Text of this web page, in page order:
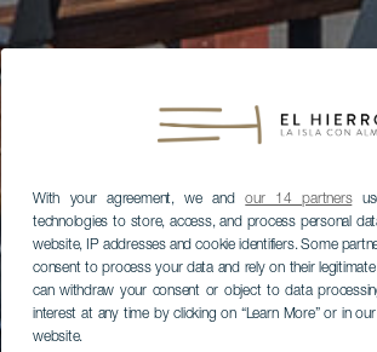
With your agreement, we andour 14 partners
technologies to store, access, and process personal
website, IP addresses and cookie identifiers. Some
consent to process your data and rely on their
can withdraw your consent or object to data
interest at any time by clicking on “Learn More” or in
website.